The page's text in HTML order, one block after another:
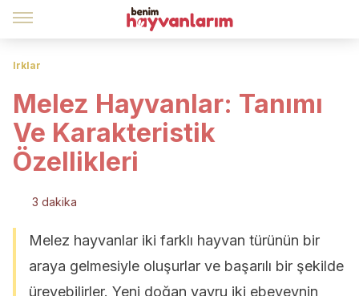
Irklar
Melez Hayvanlar: Tanımı
Ve Karakteristik
Özellikleri
3 dakika
Melez hayvanlar iki farklı hayvan türünün bir
araya gelmesiyle oluşurlar ve başarılı bir şekilde
üreyebilirler. Yeni doğan yavru iki ebeveynin